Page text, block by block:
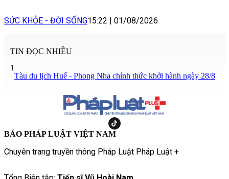
SỨC KHỎE - ĐỜI SỐNG15:22 01/08/2026
TIN ĐỌC NHIỀU
1
Tàu du lịch Huế - Phong Nha chính thức khởi hành ngày 28/8
BÁO PHÁP LUẬT VIỆT NAM
Chuyên trang truyền thông Pháp Luật Pháp Luật +